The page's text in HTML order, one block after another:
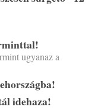
ugyanaz a
idehaza!